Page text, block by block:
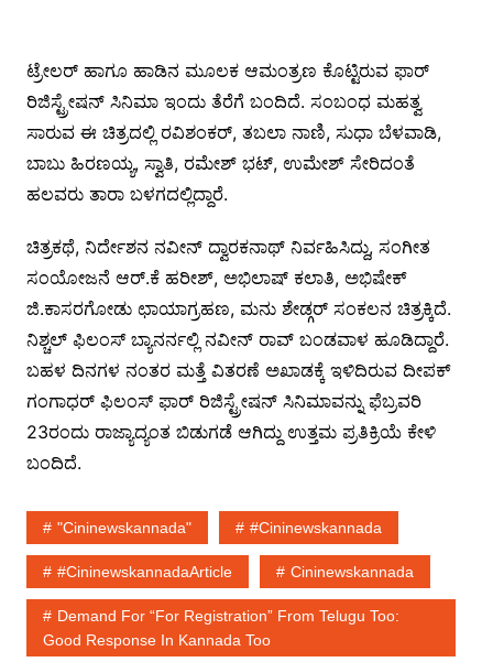
ಟ್ರೇಲರ್ ಹಾಗೂ ಹಾಡಿನ ಮೂಲಕ ಆಮಂತ್ರಣ ಕೊಟ್ಟಿರುವ ಫಾರ್
ರಿಜಿಸ್ಟ್ರೇಷನ್ ಸಿನಿಮಾ ಇಂದು ತೆರೆಗೆ ಬಂದಿದೆ. ಸಂಬಂಧ ಮಹತ್ವ
ಸಾರುವ ಈ ಚಿತ್ರದಲ್ಲಿ ರವಿಶಂಕರ್, ತಬಲಾ ನಾಣಿ, ಸುಧಾ ಬೆಳವಾಡಿ,
ಬಾಬು ಹಿರಣಯ್ಯ, ಸ್ವಾತಿ, ರಮೇಶ್ ಭಟ್, ಉಮೇಶ್ ಸೇರಿದಂತೆ
ಹಲವರು ತಾರಾ ಬಳಗದಲ್ಲಿದ್ದಾರೆ.
ಚಿತ್ರಕಥೆ, ನಿರ್ದೇಶನ ನವೀನ್ ದ್ವಾರಕನಾಥ್ ನಿರ್ವಹಿಸಿದ್ದು, ಸಂಗೀತ
ಸಂಯೋಜನೆ ಆರ್.ಕೆ ಹರೀಶ್, ಅಭಿಲಾಷ್ ಕಲಾತಿ, ಅಭಿಷೇಕ್
ಜಿ.ಕಾಸರಗೋಡು ಛಾಯಾಗ್ರಹಣ, ಮನು ಶೇಡ್ಗರ್ ಸಂಕಲನ ಚಿತ್ರಕ್ಕಿದೆ.
ನಿಶ್ಚಲ್ ಫಿಲಂಸ್ ಬ್ಯಾನರ್ನಲ್ಲಿ ನವೀನ್ ರಾವ್ ಬಂಡವಾಳ ಹೂಡಿದ್ದಾರೆ.
ಬಹಳ ದಿನಗಳ ನಂತರ ಮತ್ತೆ ವಿತರಣೆ ಅಖಾಡಕ್ಕೆ ಇಳಿದಿರುವ ದೀಪಕ್
ಗಂಗಾಧರ್ ಫಿಲಂಸ್ ಫಾರ್ ರಿಜಿಸ್ಟ್ರೇಷನ್ ಸಿನಿಮಾವನ್ನು ಫೆಬ್ರವರಿ
23ರಂದು ರಾಜ್ಯಾದ್ಯಂತ ಬಿಡುಗಡೆ ಆಗಿದ್ದು ಉತ್ತಮ ಪ್ರತಿಕ್ರಿಯೆ ಕೇಳಿ
ಬಂದಿದೆ.
"cininewskannada" #cininewskannada
#cininewskannadaArticle Cininewskannada
Demand For “For Registration” From Telugu Too:
Good Response In Kannada Too